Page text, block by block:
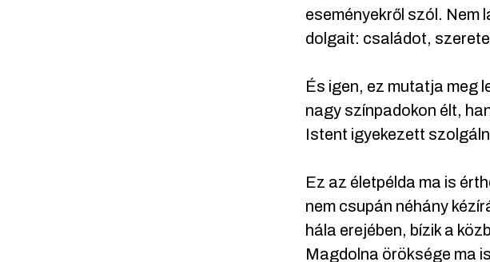
eseményekről szól. Nem
dolgait: családot,
És igen, ez mutatja meg
nagy színpadokon élt,
Istent igyekezett
Ez az életpélda ma is
nem csupán néhány
hála erejében, bízik a
Magdolna öröksége ma